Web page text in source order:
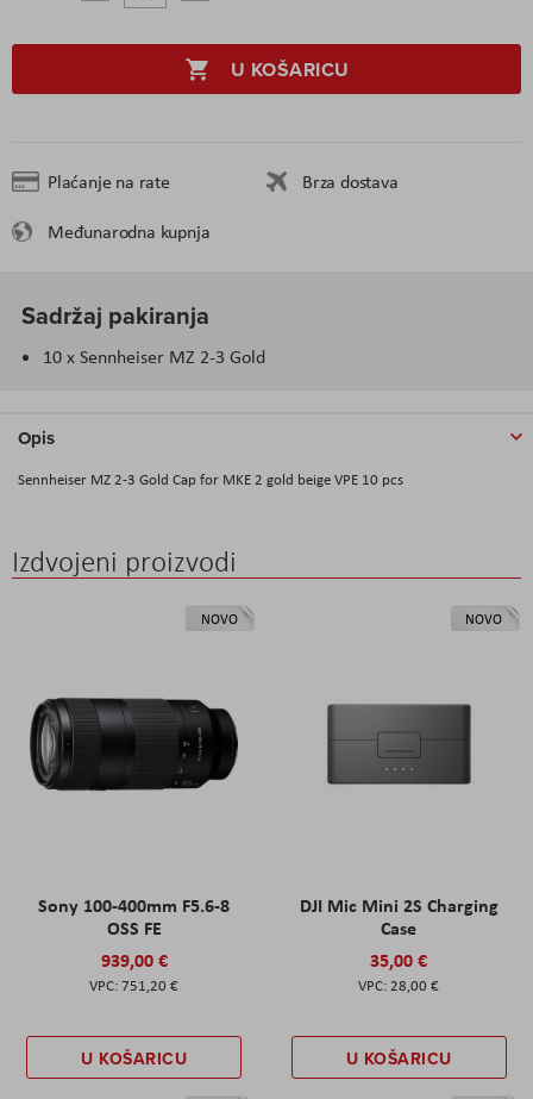
U KOŠARICU
Plaćanje na rate
Brza dostava
Međunarodna kupnja
Sadržaj pakiranja
10 x Sennheiser MZ 2-3 Gold
Opis
Sennheiser MZ 2-3 Gold Cap for MKE 2 gold beige VPE 10 pcs
Izdvojeni proizvodi
NOVO
Sony 100-400mm F5.6-8
OSS FE
939,00 €
751,20 €
U KOŠARICU
NOVO
DJI Mic Mini 2S Charging
Case
35,00 €
28,00 €
U KOŠARICU